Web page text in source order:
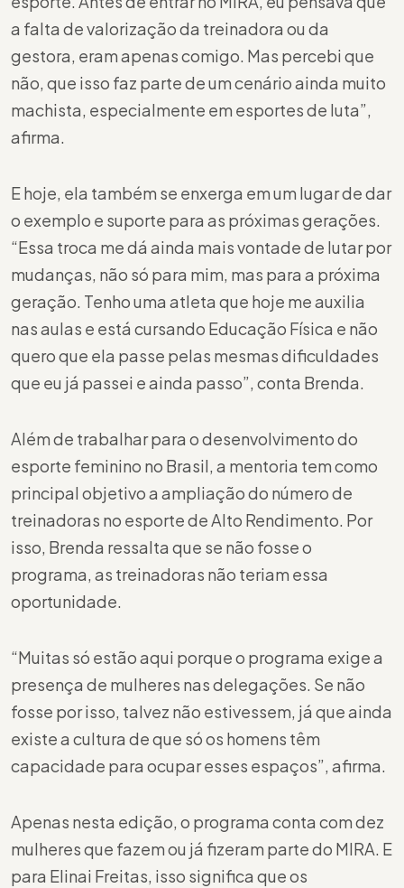
a falta de valorização da treinadora ou da
gestora, eram apenas comigo. Mas percebi que
não, que isso faz parte de um cenário ainda muito
machista, especialmente em esportes de luta”,
afirma.
E hoje, ela também se enxerga em um lugar de dar
o exemplo e suporte para as próximas gerações.
“Essa troca me dá ainda mais vontade de lutar por
mudanças, não só para mim, mas para a próxima
geração. Tenho uma atleta que hoje me auxilia
nas aulas e está cursando Educação Física e não
quero que ela passe pelas mesmas dificuldades
que eu já passei e ainda passo”, conta Brenda.
Além de trabalhar para o desenvolvimento do
esporte feminino no Brasil, a mentoria tem como
principal objetivo a ampliação do número de
treinadoras no esporte de Alto Rendimento. Por
isso, Brenda ressalta que se não fosse o
programa, as treinadoras não teriam essa
oportunidade.
“Muitas só estão aqui porque o programa exige a
presença de mulheres nas delegações. Se não
fosse por isso, talvez não estivessem, já que ainda
existe a cultura de que só os homens têm
capacidade para ocupar esses espaços”, afirma.
Apenas nesta edição, o programa conta com dez
mulheres que fazem ou já fizeram parte do MIRA. E
para Elinai Freitas, isso significa que os